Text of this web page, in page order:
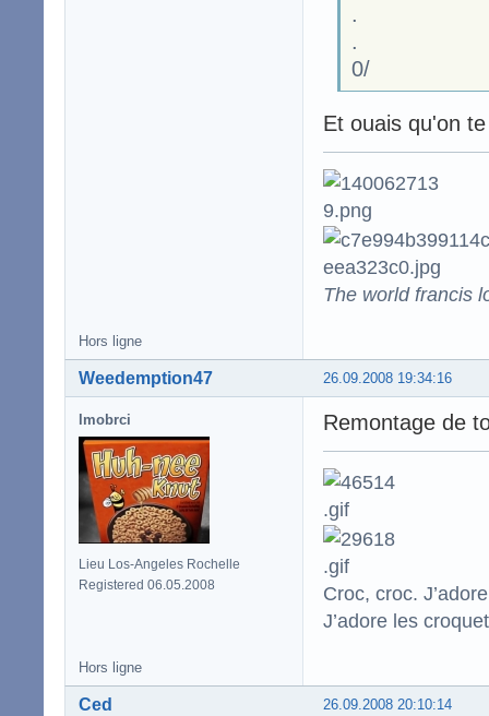
.
.
0/
Et ouais qu'on
The world francis
Hors ligne
26.09.2008 19:34:16
Weedemption47
lmobrci
Lieu Los-Angeles Rochelle
Registered 06.05.2008
Remontage de
Croc, croc.
J’adore les
Hors ligne
26.09.2008 20:10:14
Ced